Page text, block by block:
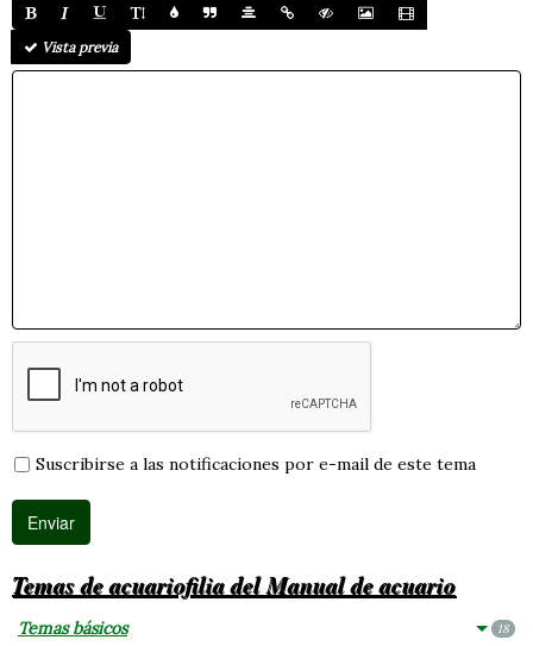
Vista previa
Suscribirse a las notificaciones por e-mail de este tema
Temas de acuariofilia del Manual de acuario
Temas básicos 18